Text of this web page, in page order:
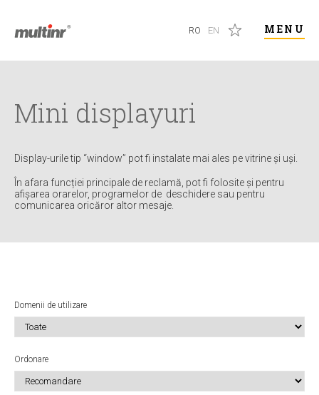
RO EN MENU
Mini displayuri
Display-urile tip “window” pot fi instalate mai ales pe vitrine și uși.
În afara funcției principale de reclamă, pot fi folosite și pentru
afișarea orarelor, programelor de deschidere sau pentru
comunicarea oricăror altor mesaje.
Domenii de utilizare
Ordonare